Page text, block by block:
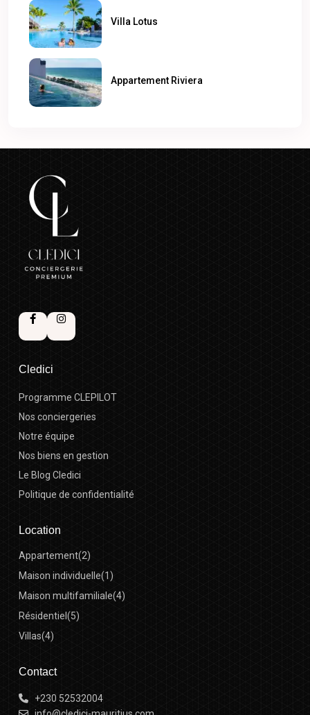
Villa Lotus
Appartement Riviera
Cledici
Programme CLEPILOT
Nos conciergeries
Notre équipe
Nos biens en gestion
Le Blog Cledici
Politique de confidentialité
Location
Appartement(2)
Maison individuelle(1)
Maison multifamiliale(4)
Résidentiel (5)
Villas(4)
Contact
+230 52532004